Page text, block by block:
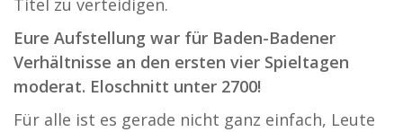
Titel zu verteidigen.
Eure Aufstellung war für Baden-Badener
Verhältnisse an den ersten vier Spieltagen
moderat. Eloschnitt unter 2700!
Für alle ist es gerade nicht ganz einfach, Leute